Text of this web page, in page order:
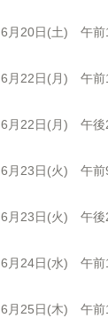
6月20日(土) 午前
6月22日(月) 午前
6月22日(月) 午後
6月23日(火) 午前9
6月23日(火) 午後
6月24日(水) 午前
6月25日(木) 午前